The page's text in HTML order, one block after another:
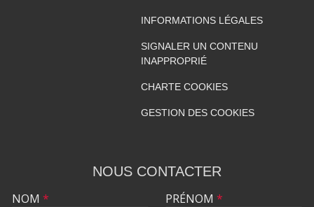
INFORMATIONS LÉGALES
SIGNALER UN CONTENU
INAPPROPRIÉ
CHARTE COOKIES
GESTION DES COOKIES
NOUS CONTACTER
NOM * PRÉNOM *